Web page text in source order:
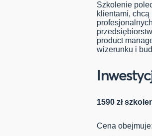
Szkolenie
klientami,
product
wizerunku i
1590 zł
Cena obejmuje: